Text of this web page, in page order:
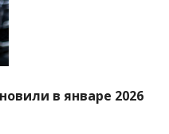
в январе 2026